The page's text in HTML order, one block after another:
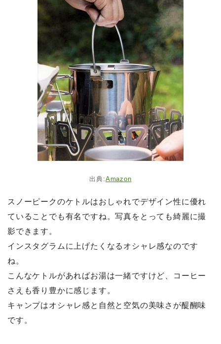
出典:Amazon
スノーピークのケトルはおしゃれでデザイン性に優れ
ていることでも有名ですね。写真をとっても綺麗に撮
影できます。
インスタグラムに上げたくなるオシャレ感なのです
ね。
こんなケトルがあればお湯は一緒ですけど、コーヒー
さえも香り豊かに感じます。
キャンプはオシャレ感と自然と空気の美味さが醍醐味
です。